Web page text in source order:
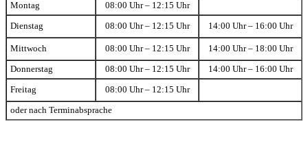
Montag 08:00 Uhr – 12:15 Uhr
Dienstag 08:00 Uhr – 12:15 Uhr 14:00 Uhr – 16:00 Uhr
Mittwoch 08:00 Uhr – 12:15 Uhr 14:00 Uhr – 18:00 Uhr
Donnerstag 08:00 Uhr – 12:15 Uhr 14:00 Uhr – 16:00 Uhr
Freitag 08:00 Uhr – 12:15 Uhr
oder nach Terminabsprache